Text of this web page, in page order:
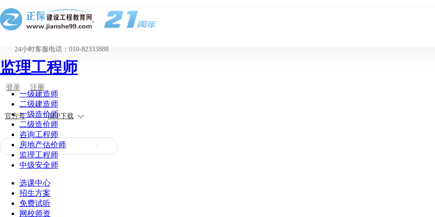
24小时客服电话：010-82333888
登录 注册
官方号 APP下载
监理工程师
一级建造师
二级建造师
一级造价师
二级造价师
咨询工程师
房地产估价师
监理工程师
中级安全师
选课中心
招生方案
免费试听
网校师资